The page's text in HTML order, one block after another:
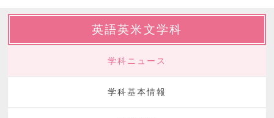
英語英米文学科
学科ニュース
学科基本情報